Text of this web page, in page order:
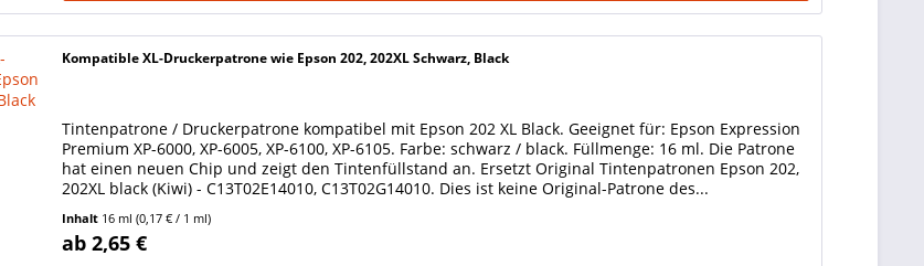
Kompatible XL-Druckerpatrone wie Epson 202, 202XL Schwarz, Black
Tintenpatrone / Druckerpatrone kompatibel mit Epson 202 XL Black. Geeignet für: Epson Expression
Premium XP-6000, XP-6005, XP-6100, XP-6105. Farbe: schwarz / black. Füllmenge: 16 ml. Die Patrone
hat einen neuen Chip und zeigt den Tintenfüllstand an. Ersetzt Original Tintenpatronen Epson 202,
202XL black (Kiwi) - C13T02E14010, C13T02G14010. Dies ist keine Original-Patrone des...
Inhalt 16 ml(0,17 € / 1 ml)
ab 2,65 €